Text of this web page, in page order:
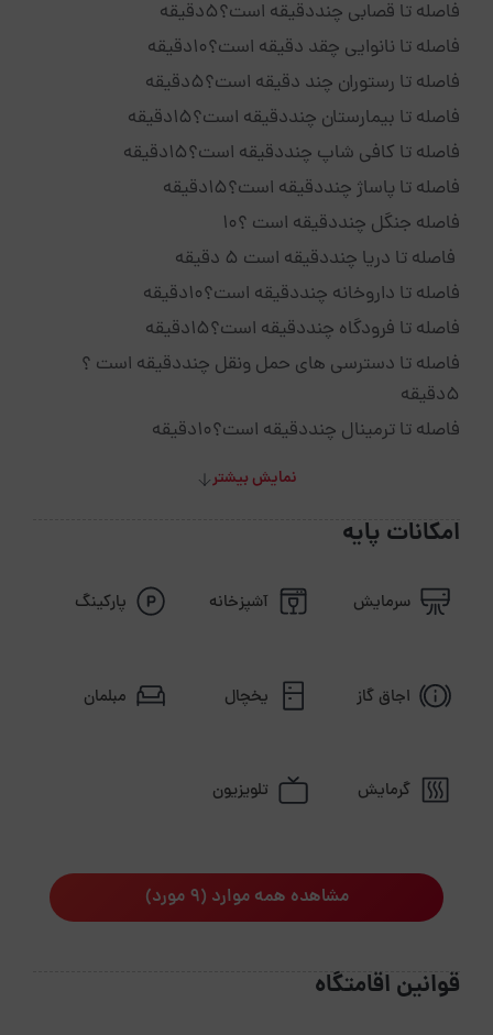
فاصله تا قصابی چنددقیقه است؟5دقیقه
فاصله تا نانوایی چقد دقیقه است؟10دقیقه
فاصله تا رستوران چند دقیقه است؟5دقیقه
فاصله تا بیمارستان چنددقیقه است؟15دقیقه
فاصله تا کافی شاپ چنددقیقه است؟15دقیقه
فاصله تا پاساژ چنددقیقه است؟15دقیقه
فاصله جنگل چنددقیقه است ؟10
فاصله تا دریا چنددقیقه است 5 دقیقه
فاصله تا داروخانه چنددقیقه است؟10دقیقه
فاصله تا فرودگاه چنددقیقه است؟15دقیقه
فاصله تا دسترسی های حمل ونقل چنددقیقه است ؟
5دقیقه
فاصله تا ترمینال چنددقیقه است؟10دقیقه
نمایش بیشتر
امکانات پایه
سرمایش آشپزخانه پارکینگ
اجاق گاز یخچال مبلمان
گرمایش تلویزیون
مشاهده همه موارد (9 مورد)
قوانین اقامتگاه